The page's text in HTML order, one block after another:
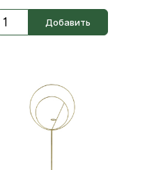
Добавить